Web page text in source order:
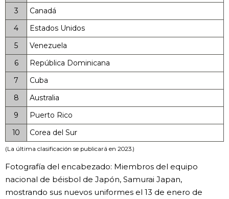
3
Canadá
4
Estados Unidos
5
Venezuela
6
República Dominicana
7
Cuba
8
Australia
9
Puerto Rico
10
Corea del Sur
(La última clasificación se publicará en 2023.)
Fotografía del encabezado: Miembros del equipo
nacional de béisbol de Japón, Samurai Japan,
mostrando sus nuevos uniformes el 13 de enero de